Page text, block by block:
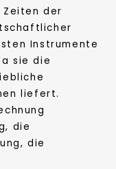
Zeiten der
Instrumente
sie die
liefert.
die
die